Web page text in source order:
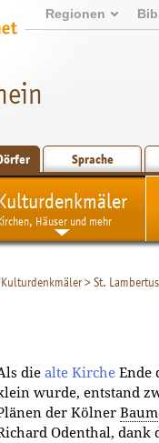
Regionen
Sprache
Häuser und mehr
Kulturdenkmäler>St.
die alte Kirche Ende
wurde, entstand
der Kölner
Odenthal, dank